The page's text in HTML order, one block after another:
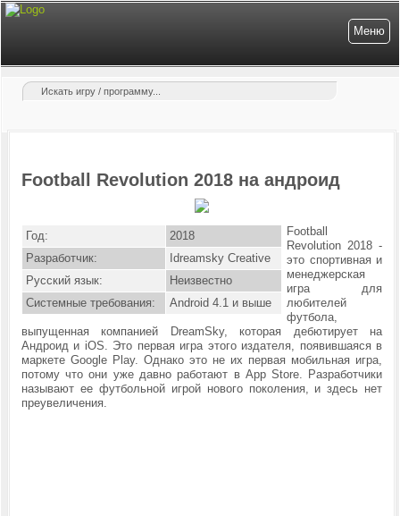
Меню
Football Revolution 2018 на андроид
Год:
2018
Разработчик:
Idreamsky Creative
Русский язык:
Неизвестно
Системные требования:
Android 4.1 и выше
Football
Revolution 2018 -
это спортивная и
менеджерская
игра для
любителей
футбола,
выпущенная компанией DreamSky, которая дебютирует на
Андроид и iOS. Это первая игра этого издателя, появившаяся в
маркете Google Play. Однако это не их первая мобильная игра,
потому что они уже давно работают в App Store. Разработчики
называют ее футбольной игрой нового поколения, и здесь нет
преувеличения.